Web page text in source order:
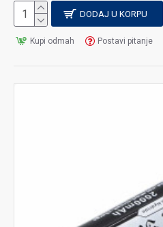
DODAJ U KORPU
Kupi odmah Postavi pitanje